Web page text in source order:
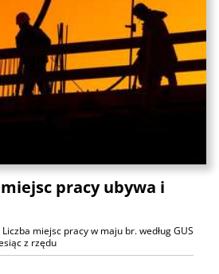
miejsc pracy ubywa i
miejsc pracy w maju br. według GUS
z rzędu